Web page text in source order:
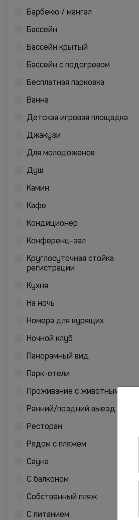
Барбекю / мангал
Бассейн
Бассейн крытый
Бассейн с подогревом
Бесплатная парковка
Ванна
Детская игровая площадка
Джакузи
Для молодоженов
Душ
Камин
Кафе
Кондиционер
Конференц-зал
Круглосуточная стойка
регистрации
Кухня
На ночь
Номера для курящих
Ночной клуб
Панорамный вид
Парк-отели
Проживание с животными
Ранний/поздний выезд
Ресторан
Рядом с пляжем
Сауна
С балконом
Собственный пляж
С питанием